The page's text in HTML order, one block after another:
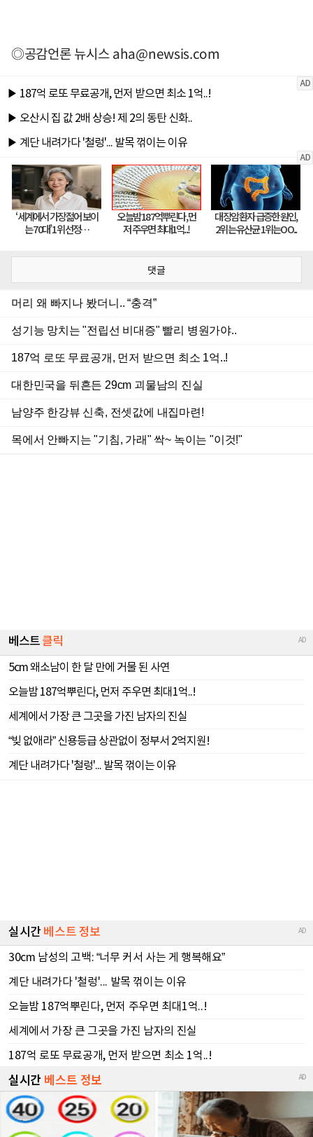
◎공감언론 뉴시스aha@newsis.com
댓글